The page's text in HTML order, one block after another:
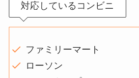
対応しているコンビニ
ファミリーマート
ローソン